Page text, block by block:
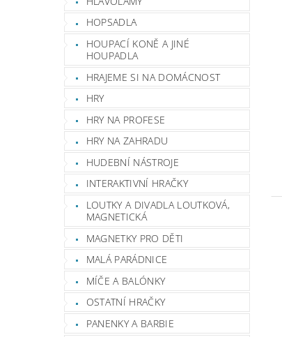
HOPSADLA
HOUPACÍ KONĚ A JINÉ
HOUPADLA
HRAJEME SI NA DOMÁCNOST
HRY
HRY NA PROFESE
HRY NA ZAHRADU
HUDEBNÍ NÁSTROJE
INTERAKTIVNÍ HRAČKY
LOUTKY A DIVADLA LOUTKOVÁ,
MAGNETICKÁ
MAGNETKY PRO DĚTI
MALÁ PARÁDNICE
MÍČE A BALÓNKY
OSTATNÍ HRAČKY
PANENKY A BARBIE